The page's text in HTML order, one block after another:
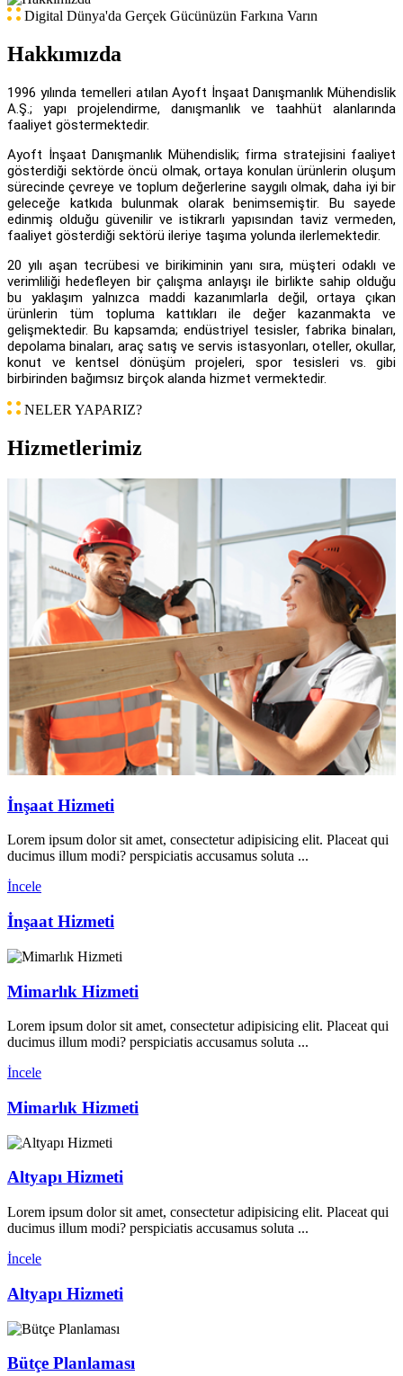
Digital Dünya'da Gerçek Gücünüzün Farkına Varın
Hakkımızda
1996 yılında temelleri atılan Ayoft İnşaat Danışmanlık Mühendislik
A.Ş.; yapı projelendirme, danışmanlık ve taahhüt alanlarında
faaliyet göstermektedir.
Ayoft İnşaat Danışmanlık Mühendislik; firma stratejisini faaliyet
gösterdiği sektörde öncü olmak, ortaya konulan ürünlerin oluşum
sürecinde çevreye ve toplum değerlerine saygılı olmak, daha iyi bir
geleceğe katkıda bulunmak olarak benimsemiştir. Bu sayede
edinmiş olduğu güvenilir ve istikrarlı yapısından taviz vermeden,
faaliyet gösterdiği sektörü ileriye taşıma yolunda ilerlemektedir.
20 yılı aşan tecrübesi ve birikiminin yanı sıra, müşteri odaklı ve
verimliliği hedefleyen bir çalışma anlayışı ile birlikte sahip olduğu
bu yaklaşım yalnızca maddi kazanımlarla değil, ortaya çıkan
ürünlerin tüm topluma kattıkları ile değer kazanmakta ve
gelişmektedir. Bu kapsamda; endüstriyel tesisler, fabrika binaları,
depolama binaları, araç satış ve servis istasyonları, oteller, okullar,
konut ve kentsel dönüşüm projeleri, spor tesisleri vs. gibi
birbirinden bağımsız birçok alanda hizmet vermektedir.
NELER YAPARIZ?
Hizmetlerimiz
İnşaat Hizmeti
Lorem ipsum dolor sit amet, consectetur adipisicing elit. Placeat qui
ducimus illum modi? perspiciatis accusamus soluta ...
İncele
İnşaat Hizmeti
Mimarlık Hizmeti
Lorem ipsum dolor sit amet, consectetur adipisicing elit. Placeat qui
ducimus illum modi? perspiciatis accusamus soluta ...
İncele
Mimarlık Hizmeti
Altyapı Hizmeti
Lorem ipsum dolor sit amet, consectetur adipisicing elit. Placeat qui
ducimus illum modi? perspiciatis accusamus soluta ...
İncele
Altyapı Hizmeti
Bütçe Planlaması